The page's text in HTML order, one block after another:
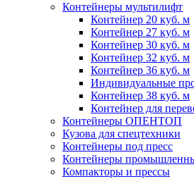
Контейнеры мультилифт
Контейнер 20 куб. м
Контейнер 27 куб. м
Контейнер 30 куб. м
Контейнер 32 куб. м
Контейнер 36 куб. м
Индивидуальные
Контейнер 38 куб. м
Контейнер для
Контейнеры ОПЕНТОП
Кузова для спецтехники
Контейнеры под пресс
Контейнеры
Компакторы и прессы